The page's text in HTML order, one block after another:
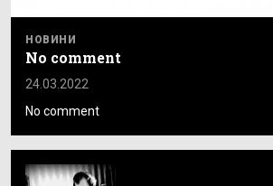
НОВИНИ
No comment
24.03.2022
No comment